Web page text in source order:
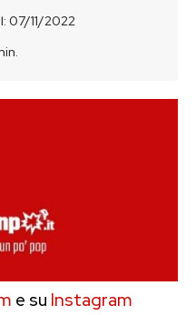
07/11/2022
e su Instagram